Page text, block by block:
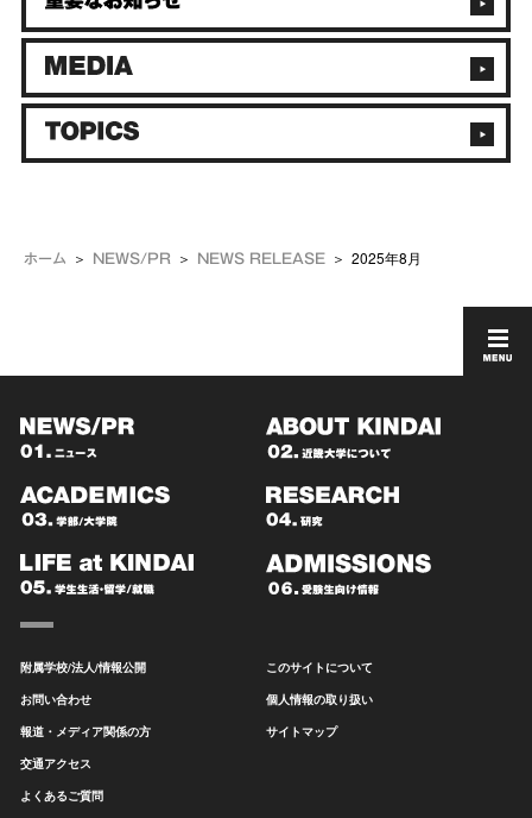
ホーム NEWS/PR NEWS RELEASE 2025年8月
附属学校/法人/情報公開
お問い合わせ
報道・メディア関係の方
交通アクセス
よくあるご質問
このサイトについて
個人情報の取り扱い
サイトマップ